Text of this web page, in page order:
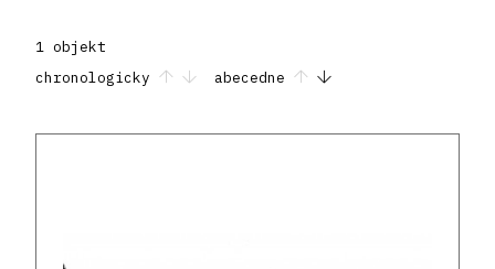
1 objekt
chronologicky
abecedne